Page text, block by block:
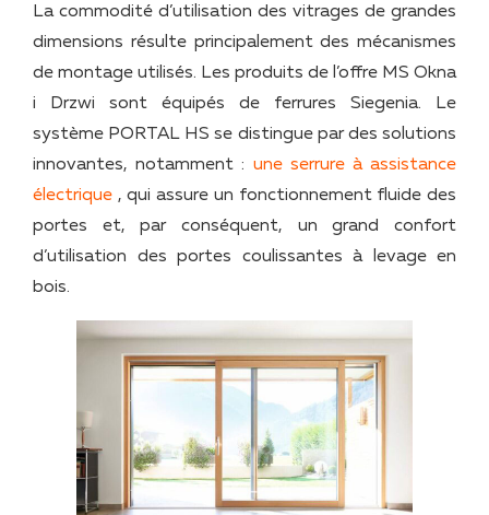
La commodité d’utilisation des vitrages de grandes
dimensions résulte principalement des mécanismes
de montage utilisés. Les produits de l’offre MS Okna
i Drzwi sont équipés de ferrures Siegenia. Le
système PORTAL HS se distingue par des solutions
innovantes, notamment : une serrure à assistance
électrique , qui assure un fonctionnement fluide des
portes et, par conséquent, un grand confort
d’utilisation des portes coulissantes à levage en
bois.